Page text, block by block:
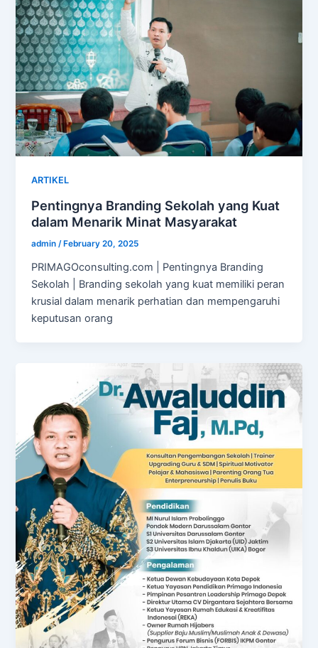
ARTIKEL
Pentingnya Branding Sekolah yang Kuat
dalam Menarik Minat Masyarakat
admin/ February 20, 2025
PRIMAGOconsulting.com | Pentingnya Branding
Sekolah | Branding sekolah yang kuat memiliki peran
krusial dalam menarik perhatian dan mempengaruhi
keputusan orang